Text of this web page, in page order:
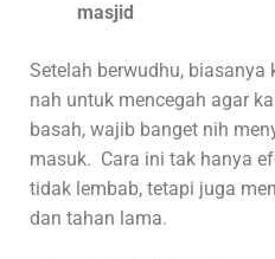
masjid
Setelah berwudhu,
nah untuk mencegah agar
basah, wajib banget nih
masuk. Cara ini tak hanya
tidak lembab, tetapi juga
dan tahan lama.